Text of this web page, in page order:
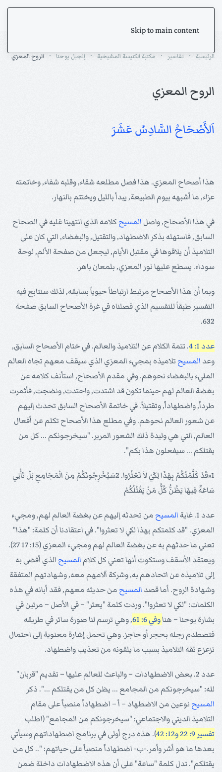
Skip to main content
الرئيسية تفاسير مكتبة الكنيسة المشيخية إنجيل يوحنا الروح المعزي
الروح المعزي
اَلأَصْحَاحُ السَّادِسُ عَشَرَ
هذا أصحاح المعزي. هذا فصل مطلعه شقاء, وقلبه شفاء, وخاتمته
عزاء, ما أشبهه بيوم الطبيعة, يبدأ بالليل ويختتم بالنهار.
في هذا الأصحاح, واصل المسيح كلامه الذي انتهينا غليه في الصحاح
السابق, فاستهله بذكر الاضطهاد, والتقتيل, والبغضاء, التي كان على
التلاميذ أن يلاقوها في مقتبل الأيام, ليجعل من صفحة الألم, لوحة
سوداء. يسطع عليها نور المعزي, بلمعان باهر.
وبما أن هذا الأصحاح مرتبط ارتباطاً حيوياً بسابقه, لذلك سنتابع فيه
التفسير طبقاً للتقسيم الذي فصلناه في غرة الأصحاح السابق صفحة
632.
عدد 1: 4
. تتمة الكلام عن التلاميذ والعالم. في ختام الأصحاح السابق,
وعد المسيحتلاميذه بمجيء المعزي الذي سيقف معهم تجاه العالم
المليء بالبغضاء نحوهم. وفي مقدم الأصحاح, استأنف كلامه عن
بغضة العالم لهم حينما تكون قد اشتدت, واحتدت, ونضجت, فأثمرت
طرداً, واضطهاداً, وتقتيلاً. في خاتمة الأصحاح السابق تحدث إليهم
عن شعور العالم نحوهم. وفي مطلع هذا الأصحاح تكلم عن أفعال
العالم, التي هي وليدة ذلك الشعور المرير. "سيخرجونكم ... كل من
يقتلكم ... سيفعلون هذا بكم".
1«قَدْ كَلَّمْتُكُمْ بِهَذَا لِكَيْ لاَ تَعْثُرُوا. 2سَيُخْرِجُونَكُمْ مِنَ الْمَجَامِعِ بَلْ تَأْتِي
سَاعَةٌ فِيهَا يَظُنُّ كُلُّ مَنْ يَقْتُلُكُمْ
عدد 1. غاية المسيح من تحدثه إليهم عن بغضة العالم لهم, ومجيء
المعزي. "قد كلمتكم بهذا لكي لا تعثروا". في اعتقادنا أن كلمة: "هذا"
تعني ما حدثهم به عن بغضة العالم لهم ومجيء المعزي (15: 17 27).
ويعتقد الأسقف وستكوت أنها تعني كل كلام المسيح الذي أفضى به
إلى تلاميذه عن اتحادهم به, وشركة آلامهم معه, وشهادتهم المتفقة
وشهادة الروح. أما قصد المسيح من حديثه معهم, فقد أبانه في هذه
الكلمات: "لكي لا تعثروا". وردت كلمة "يعثر" – في الأصل – مرتين في
بشارة يوحنا – هناوفي 6: 61
, وهي ترسم لنا صورة سائر في طريقه
فتصطدم رجله بحجر أو حاجز. وهي تحمل إشارة معنوية إلى احتمال
تزعزع ثقة التلاميذ بسبب ما يلقونه من تعذيب واضطهاد.
عدد 2. بعض الاضطهادات – والباعث للعالم عليها – تقديم "قربان"
لله: "سيخرجونكم من المجامع ... يظن كل من يقتلكم ...". ذكر
المسيح نوعين من الاضطهاد – أ – اضطهاداً منصباً على مقام
التلاميذ الديني والاجتماعي: "سيخرجونكم من المجامع" (اطلب
تفسير 9: 22
و12: 42
). هذه درج أولى في برنامج اضطهاداتهم وسيأتي
بعدها ما هو أشر وأمر.-ب- اضطهاداً منصباً على حياتهم: ".. كل من
يقتلكم". تدل كلمة "ساعة" على أن هذه الاضطهادات داخلة ضمن